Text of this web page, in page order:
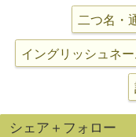
二つ名・
イングリッシュネー
シェア＋フォロー